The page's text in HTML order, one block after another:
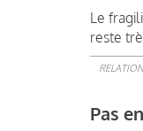
Le
reste
Pas